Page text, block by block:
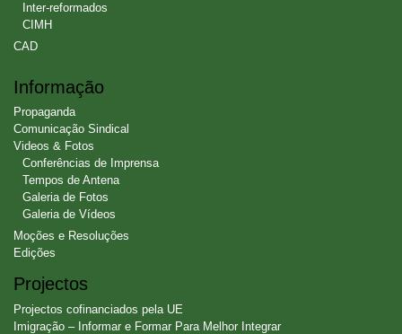
Inter-reformados
CIMH
CAD
Informação
Propaganda
Comunicação Sindical
Videos & Fotos
Conferências de Imprensa
Tempos de Antena
Galeria de Fotos
Galeria de Vídeos
Moções e Resoluções
Edições
Projectos
Projectos cofinanciados pela UE
Imigração – Informar e Formar Para Melhor Integrar